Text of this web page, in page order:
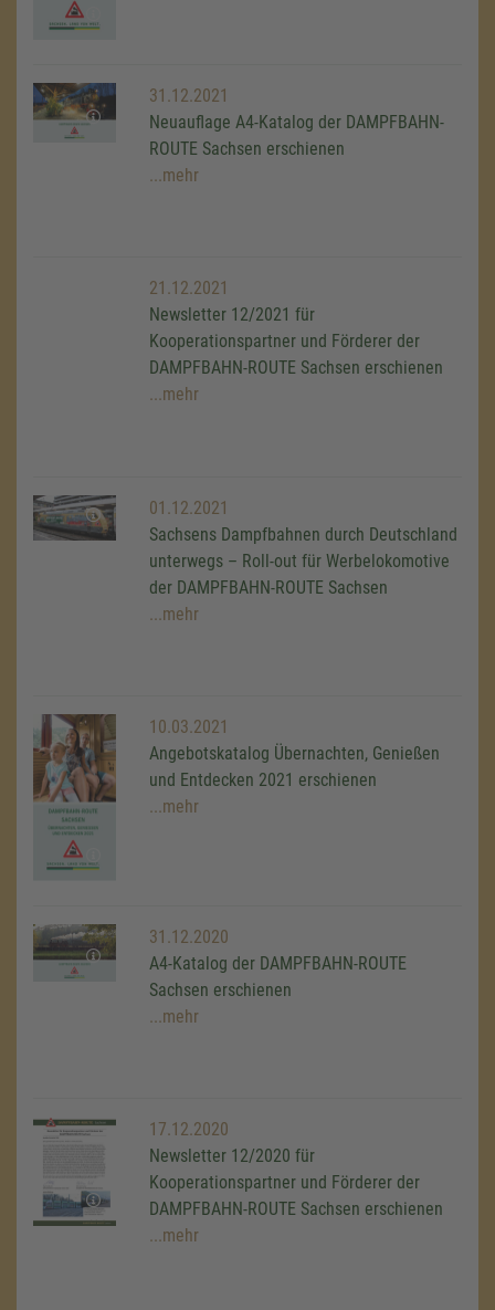
31.12.2021
Neuauflage A4-Katalog der DAMPFBAHN-
ROUTE Sachsen erschienen
...mehr
21.12.2021
Newsletter 12/2021 für
Kooperationspartner und Förderer der
DAMPFBAHN-ROUTE Sachsen erschienen
...mehr
01.12.2021
Sachsens Dampfbahnen durch Deutschland
unterwegs – Roll-out für Werbelokomotive
der DAMPFBAHN-ROUTE Sachsen
...mehr
10.03.2021
Angebotskatalog Übernachten, Genießen
und Entdecken 2021 erschienen
...mehr
31.12.2020
A4-Katalog der DAMPFBAHN-ROUTE
Sachsen erschienen
...mehr
17.12.2020
Newsletter 12/2020 für
Kooperationspartner und Förderer der
DAMPFBAHN-ROUTE Sachsen erschienen
...mehr